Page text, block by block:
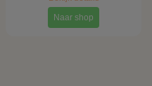
Naar shop